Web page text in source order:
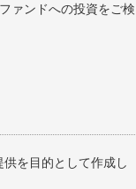
ァンドへの投資をご検
を目的として作成し